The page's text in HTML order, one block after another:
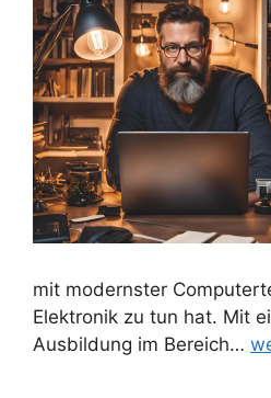
mit modernster
Elektronik zu tun hat. Mit
Ausbildung im Bereich…